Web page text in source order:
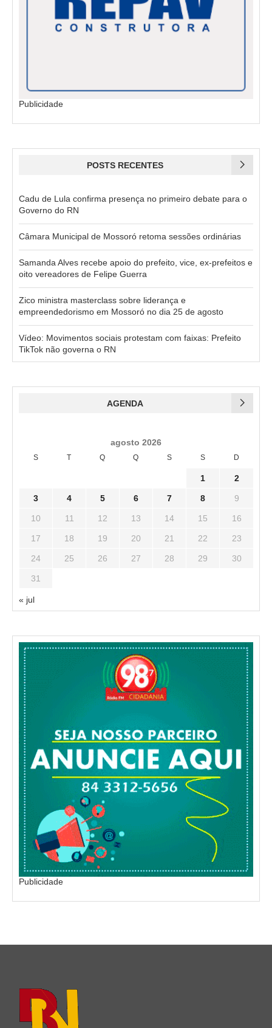
Publicidade
POSTS RECENTES
Cadu de Lula confirma presença no primeiro debate para o
Governo do RN
Câmara Municipal de Mossoró retoma sessões ordinárias
Samanda Alves recebe apoio do prefeito, vice, ex-prefeitos e
oito vereadores de Felipe Guerra
Zico ministra masterclass sobre liderança e
empreendedorismo em Mossoró no dia 25 de agosto
Vídeo: Movimentos sociais protestam com faixas: Prefeito
TikTok não governa o RN
AGENDA
agosto 2026
S T Q Q S S D
1 2
3 4 5 6 7 8 9
10 11 12 13 14 15 16
17 18 19 20 21 22 23
24 25 26 27 28 29 30
31
« jul
Publicidade